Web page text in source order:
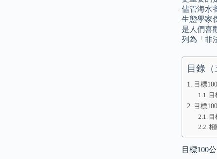
儘管海水
生態學家
是人們喜
列為「非
目錄
目標
目標
相
目標100